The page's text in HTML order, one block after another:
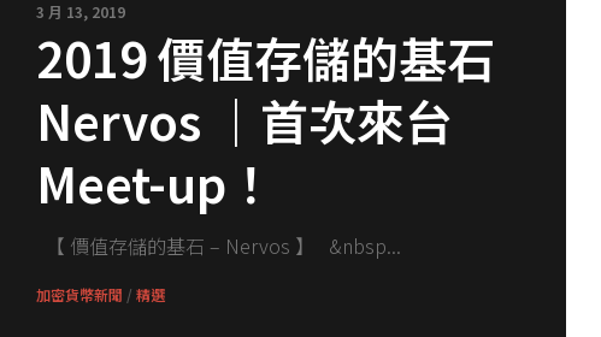
3 月 13, 2019
2019 價值存儲的基石
Nervos ｜首次來台
Meet-up！
【 價值存儲的基石 – Nervos 】 &nbsp...
加密貨幣新聞 / 精選